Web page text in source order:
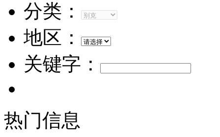
分类：
地区：
关键字：
热门信息